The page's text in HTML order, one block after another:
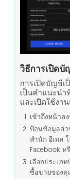
วิธีการเปิดบั
การเปิดบัญชีเ
เป็นคำแนะนำ
และเปิดใช้งา
เข้าถึงหน้าล
ป้อนข้อมูลส่
พำนัก อีเมล
Facebook ห
เลือกประเภ
ซื้อขายของ